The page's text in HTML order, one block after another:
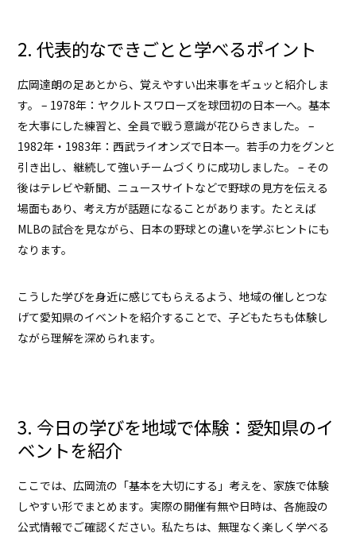
2. 代表的なできごとと学べるポイント
広岡達朗の足あとから、覚えやすい出来事をギュッと紹介しま
す。 – 1978年：ヤクルトスワローズを球団初の日本一へ。基本
を大事にした練習と、全員で戦う意識が花ひらきました。 –
1982年・1983年：西武ライオンズで日本一。若手の力をグンと
引き出し、継続して強いチームづくりに成功しました。 – その
後はテレビや新聞、ニュースサイトなどで野球の見方を伝える
場面もあり、考え方が話題になることがあります。たとえば
MLBの試合を見ながら、日本の野球との違いを学ぶヒントにも
なります。
こうした学びを身近に感じてもらえるよう、地域の催しとつな
げて愛知県のイベントを紹介することで、子どもたちも体験し
ながら理解を深められます。
3. 今日の学びを地域で体験：愛知県のイ
ベントを紹介
ここでは、広岡流の「基本を大切にする」考えを、家族で体験
しやすい形でまとめます。実際の開催有無や日時は、各施設の
公式情報でご確認ください。私たちは、無理なく楽しく学べる